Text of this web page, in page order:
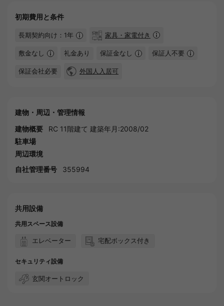
初期費用と条件
長期契約向け：1年 家具・家電付き
敷金なし 礼金あり 保証金なし 保証人不要
保証会社必要 外国人入居可
建物・周辺・管理情報
建物概要
RC 11階建て 建築年月:2008/02
駐車場
周辺環境
自社管理番号
355994
共用設備
共用スペース設備
エレベーター 宅配ボックス付き
セキュリティ設備
玄関オートロック